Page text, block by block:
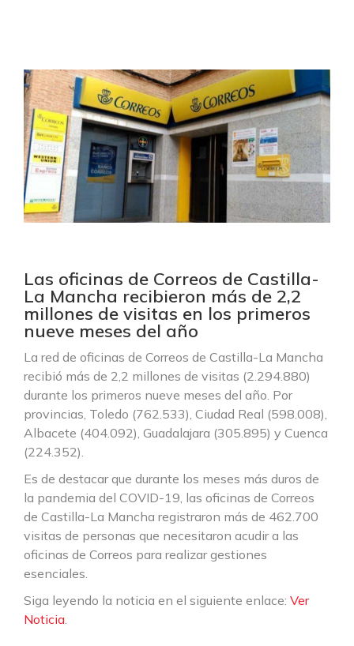
Las oficinas de Correos de Castilla-
La Mancha recibieron más de 2,2
millones de visitas en los primeros
nueve meses del año
La red de oficinas de Correos de Castilla-La Mancha
recibió más de 2,2 millones de visitas (2.294.880)
durante los primeros nueve meses del año. Por
provincias, Toledo (762.533), Ciudad Real (598.008),
Albacete (404.092), Guadalajara (305.895) y Cuenca
(224.352).
Es de destacar que durante los meses más duros de
la pandemia del COVID-19, las oficinas de Correos
de Castilla-La Mancha registraron más de 462.700
visitas de personas que necesitaron acudir a las
oficinas de Correos para realizar gestiones
esenciales.
Siga leyendo la noticia en el siguiente enlace: Ver
Noticia.